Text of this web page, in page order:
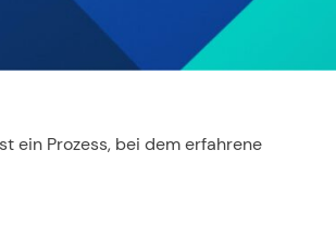
ein Prozess, bei dem erfahrene